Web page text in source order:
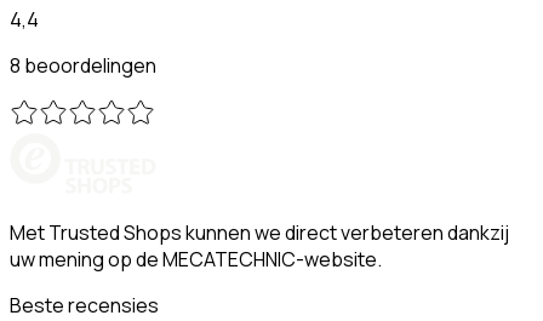
4,4
8 beoordelingen
Met Trusted Shops kunnen we direct verbeteren dankzij
uw mening op de MECATECHNIC-website.
Beste recensies